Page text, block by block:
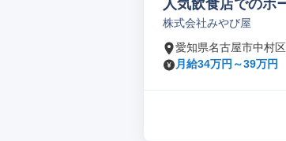
人気飲食店でのホ
株式会社みやび屋
愛知県名古屋市中村
月給34万円～39万円